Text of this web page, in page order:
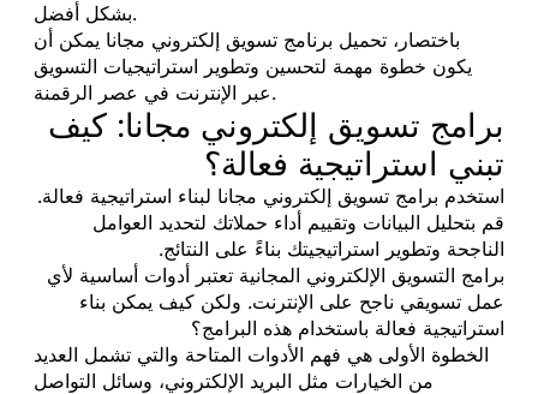
بشكل أفضل.
باختصار، تحميل برنامج تسويق إلكتروني مجانا يمكن أن
يكون خطوة مهمة لتحسين وتطوير استراتيجيات التسويق
عبر الإنترنت في عصر الرقمنة.
برامج تسويق إلكتروني مجانا: كيف
تبني استراتيجية فعالة؟
استخدم برامج تسويق إلكتروني مجانا لبناء استراتيجية فعالة.
قم بتحليل البيانات وتقييم أداء حملاتك لتحديد العوامل
الناجحة وتطوير استراتيجيتك بناءً على النتائج.
برامج التسويق الإلكتروني المجانية تعتبر أدوات أساسية لأي
عمل تسويقي ناجح على الإنترنت. ولكن كيف يمكن بناء
استراتيجية فعالة باستخدام هذه البرامج؟
الخطوة الأولى هي فهم الأدوات المتاحة والتي تشمل العديد
من الخيارات مثل البريد الإلكتروني، وسائل التواصل